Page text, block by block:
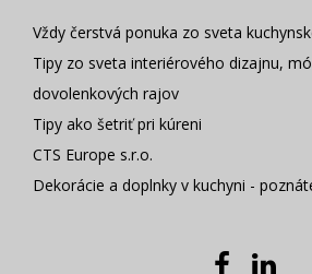
Vždy čerstvá ponuka zo sveta
Tipy zo sveta interiérového dizajnu,
dovolenkových rajov
Tipy ako šetriť pri kúreni
CTS Europe s.r.o.
Dekorácie a doplnky v kuchyni -